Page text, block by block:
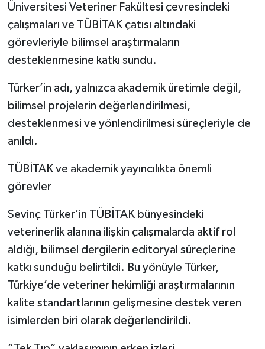
Üniversitesi Veteriner Fakültesi çevresindeki
çalışmaları ve TÜBİTAK çatısı altındaki
görevleriyle bilimsel araştırmaların
desteklenmesine katkı sundu.
Türker’in adı, yalnızca akademik üretimle değil,
bilimsel projelerin değerlendirilmesi,
desteklenmesi ve yönlendirilmesi süreçleriyle de
anıldı.
TÜBİTAK ve akademik yayıncılıkta önemli
görevler
Sevinç Türker’in TÜBİTAK bünyesindeki
veterinerlik alanına ilişkin çalışmalarda aktif rol
aldığı, bilimsel dergilerin editoryal süreçlerine
katkı sunduğu belirtildi. Bu yönüyle Türker,
Türkiye’de veteriner hekimliği araştırmalarının
kalite standartlarının gelişmesine destek veren
isimlerden biri olarak değerlendirildi.